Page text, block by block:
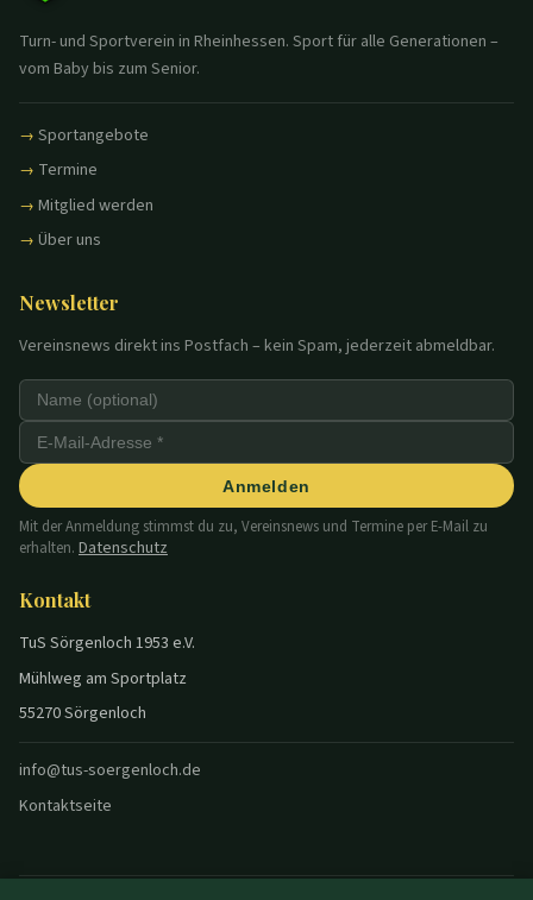
Turn- und Sportverein in Rheinhessen. Sport für alle Generationen –
vom Baby bis zum Senior.
Sportangebote
Termine
Mitglied werden
Über uns
Newsletter
Vereinsnews direkt ins Postfach – kein Spam, jederzeit abmeldbar.
Anmelden
Mit der Anmeldung stimmst du zu, Vereinsnews und Termine per E-Mail zu
erhalten. Datenschutz
Kontakt
TuS Sörgenloch 1953 e.V.
Mühlweg am Sportplatz
55270 Sörgenloch
info@tus-soergenloch.de
Kontaktseite